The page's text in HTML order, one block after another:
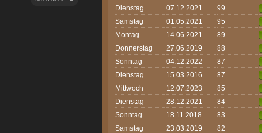
Dienstag
07.12.2021
99
Samstag
01.05.2021
95
Montag
14.06.2021
89
Donnerstag
27.06.2019
88
Sonntag
04.12.2022
87
Dienstag
15.03.2016
87
Mittwoch
12.07.2023
85
Dienstag
28.12.2021
84
Sonntag
18.11.2018
83
Samstag
23.03.2019
82